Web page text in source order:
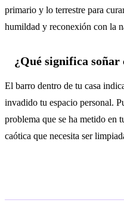
primario y lo terrestre para
humildad y reconexión con la
¿Qué significa soñar
El barro dentro de tu casa
invadido tu espacio personal.
problema que se ha metido en
caótica que necesita ser